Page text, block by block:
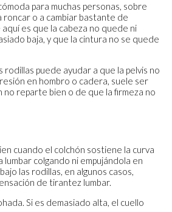
para muchas personas, sobre
o a cambiar bastante de
es que la cabeza no quede ni
baja, y que la cintura no se quede
rodillas puede ayudar a que la pelvis no
en hombro o cadera, suele ser
no reparte bien o de que la firmeza no
cuando el colchón sostiene la curva
lumbar colgando ni empujándola en
las rodillas, en algunos casos,
de tirantez lumbar.
Si es demasiado alta, el cuello